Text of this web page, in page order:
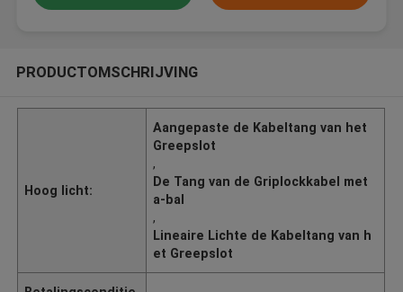
PRODUCTOMSCHRIJVING
Hoog licht:
Aangepaste de Kabeltang van het
Greepslot
,
De Tang van de Griplockkabel met
a-bal
,
Lineaire Lichte de Kabeltang van h
et Greepslot